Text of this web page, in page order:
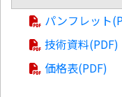
パンフレット
技術資料(PDF)
価格表(PDF)